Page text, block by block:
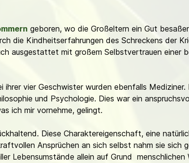
geboren, wo die Großeltern ein Gut
die Kindheitserfahrungen des Schreckens der
ausgestattet mit großem Selbstvertrauen einer
vier Geschwister wurden ebenfalls Mediziner.
und Psychologie. Dies war ein
ich mir vornehme, gelingt.
Diese Charaktereigenschaft, eine
Ansprüchen an sich selbst nahm sie sich
Lebensumstände allein auf Grund